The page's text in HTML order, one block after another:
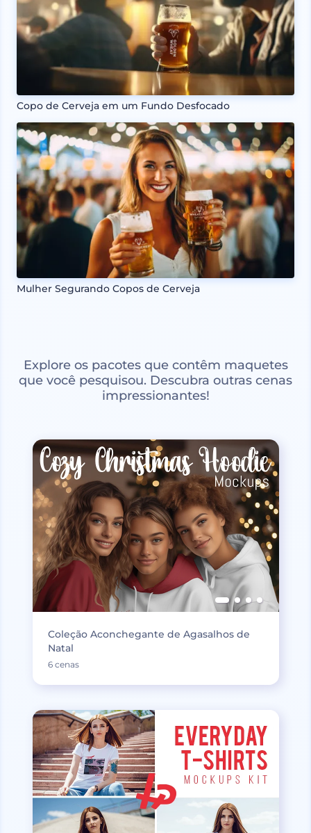
Copo de Cerveja em um Fundo Desfocado
Mulher Segurando Copos de Cerveja
Explore os pacotes que contêm maquetes
que você pesquisou. Descubra outras cenas
impressionantes!
Coleção Aconchegante de Agasalhos de
Natal
6 cenas